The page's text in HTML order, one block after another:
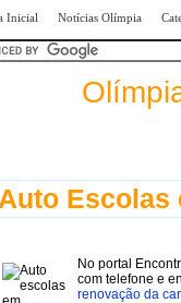
Inicial Notícias Olímpia
Auto Escolas
No portal
com telefone e
renovação da